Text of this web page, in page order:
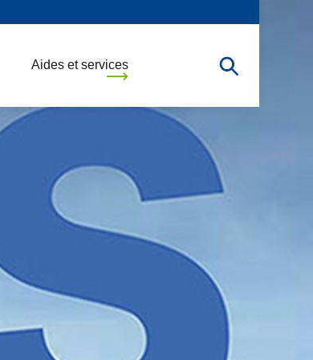
Aides et services